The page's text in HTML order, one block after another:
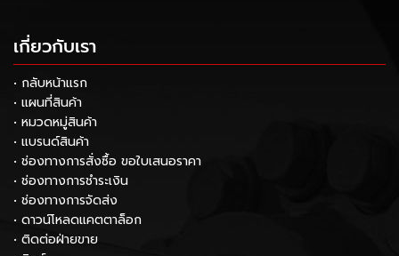
เกี่ยวกับเรา
• กลับหน้าแรก
• แผนที่สินค้า
• หมวดหมู่สินค้า
• แบรนด์สินค้า
• ช่องทางการสั่งซื้อ ขอใบเสนอราคา
• ช่องทางการชำระเงิน
• ช่องทางการจัดส่ง
• ดาวน์โหลดแคตตาล็อก
• ติดต่อฝ่ายขาย